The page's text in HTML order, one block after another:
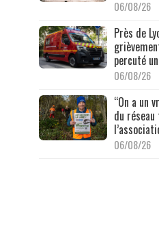
06/08/26
Près de
percuté
06/08/26
“On a un
du
06/08/26